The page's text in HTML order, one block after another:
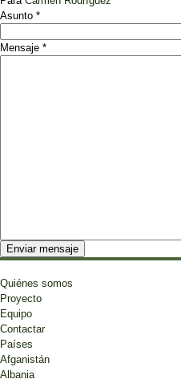
Asunto *
Mensaje *
Quiénes somos
Proyecto
Equipo
Contactar
Países
Afganistán
Albania